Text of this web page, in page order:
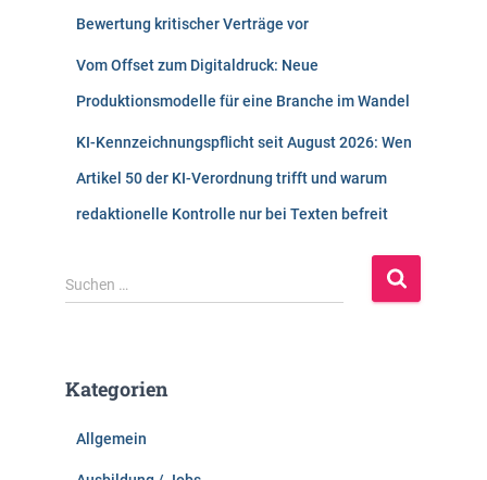
Bewertung kritischer Verträge vor
Vom Offset zum Digitaldruck: Neue
Produktionsmodelle für eine Branche im Wandel
KI-Kennzeichnungspflicht seit August 2026: Wen
Artikel 50 der KI-Verordnung trifft und warum
redaktionelle Kontrolle nur bei Texten befreit
S
u
n
Suchen …
Kategorien
Allgemein